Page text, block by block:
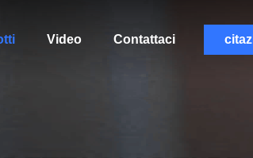
Video Contattaci